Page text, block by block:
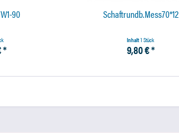
90
*
Schaftrundb.Mess70*12
Inhalt1 Stück
9,80 € *